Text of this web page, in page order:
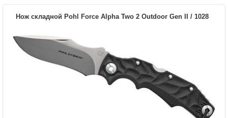
Нож складной Pohl Force Alpha Two 2 Outdoor Gen II / 1028